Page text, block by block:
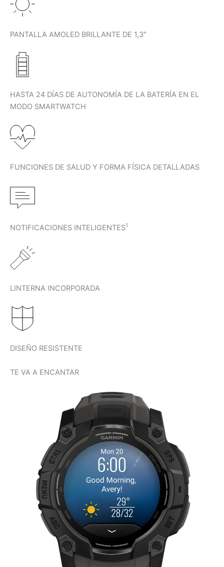
PANTALLA AMOLED BRILLANTE DE 1,3″
HASTA 24 DÍAS DE AUTONOMÍA DE LA BATERÍA EN EL
MODO SMARTWATCH
FUNCIONES DE SALUD Y FORMA FÍSICA DETALLADAS
NOTIFICACIONES INTELIGENTES1
LINTERNA INCORPORADA
DISEÑO RESISTENTE
TE VA A ENCANTAR